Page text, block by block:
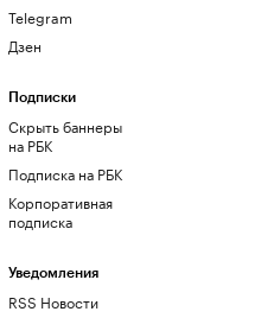
Telegram
Дзен
Подписки
Скрыть баннеры
на РБК
Подписка на РБК
Корпоративная
подписка
Уведомления
RSS Новости